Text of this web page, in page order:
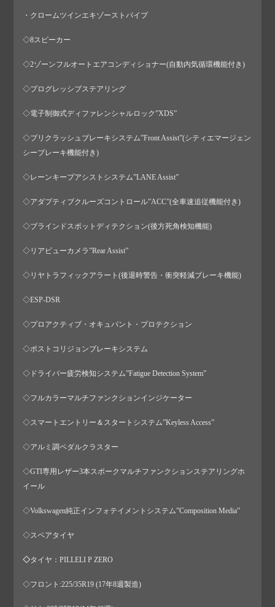
・クロームツインエキゾーストパイプ
◇8スピーカー
◇2ゾーンフルオートエアコンディショナー(自動内気循環機能付き)
◇プログレッシブステアリング
◇電子制御式ディファレンシャルロック”XDS”
◇プリクラッシュブレーキシステム”Front Assist”(シティエマージェン
シーブレーキ機能付き)
◇レーンキープアシストシステム”LANE Assist”
◇アダプティブクルーズコントロール”ACC”(全車速追従機能付き)
◇ブラインドスポットディテクション(後方死角検知機能)
◇リアビューカメラ”Rear Assist”
◇リヤトラフィックアラート(後退時警告・衝突軽減ブレーキ機能)
◇ESP-DSR
◇プロアクティブ・オキュパント・プロテクション
◇ポストコリジョンブレーキシステム
◇ドライバー疲労検知システム”Fatigue Detection System”
◇フルカラーマルチファンクションインジケーター
◇スマートエントリー＆スタートシステム”Keyless Access”
◇アルミ調ペダルクラスター
◇GTI専用レザー3本スポークマルチファンクションステアリングホ
イール
◇Volkswagen純正インフォテイメントシステム”Composition Media”
◇スペアタイヤ
◇タイヤ：PILLELI P ZERO
◇フロント:225/35R19 (17年8週製造)